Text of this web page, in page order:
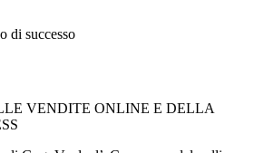
di successo
VENDITE ONLINE E DELLA